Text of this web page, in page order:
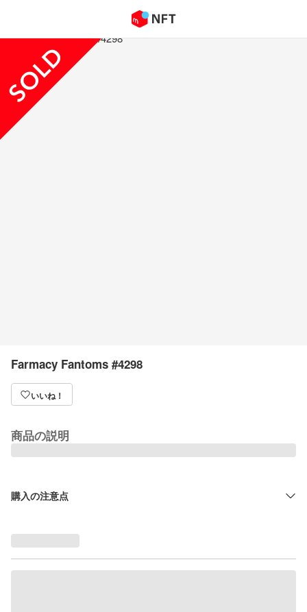
Farmacy Fantoms #4298
いいね！
商品の説明
購入の注意点